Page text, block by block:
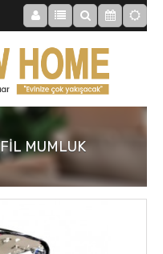
FİL MUMLUK